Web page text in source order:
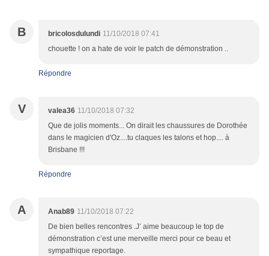
B bricolosdulundi 11/10/2018 07:41
chouette ! on a hate de voir le patch de démonstration ..
Répondre
V valea36 11/10/2018 07:32
Que de jolis moments... On dirait les chaussures de Dorothée
dans le magicien d'Oz....tu claques les talons et hop.... à
Brisbane !!!
Répondre
A Anab89 11/10/2018 07:22
De bien belles rencontres .J’ aime beaucoup le top de
démonstration c’est une merveille merci pour ce beau et
sympathique reportage.